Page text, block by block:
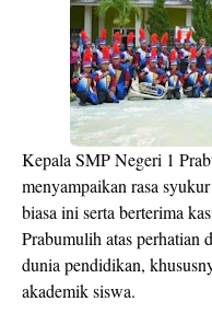
Kepala SMP Negeri 1
menyampaikan rasa
biasa ini serta berterima
Prabumulih atas perhatian
dunia pendidikan,
akademik siswa.